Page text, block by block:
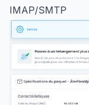
IMAP/SMTP